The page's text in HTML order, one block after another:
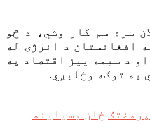
سره سم کار وشي، د څو
افغانستان د انرژۍ له
د سیمه ییز اقتصاد په
په توګه وځلېږي.
پرمختګ ځان بسياينه